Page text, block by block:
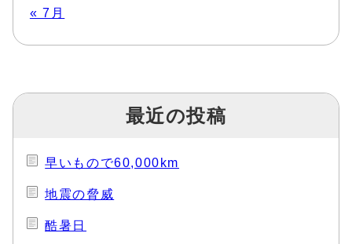
« 7月
最近の投稿
早いもので60,000km
地震の脅威
酷暑日